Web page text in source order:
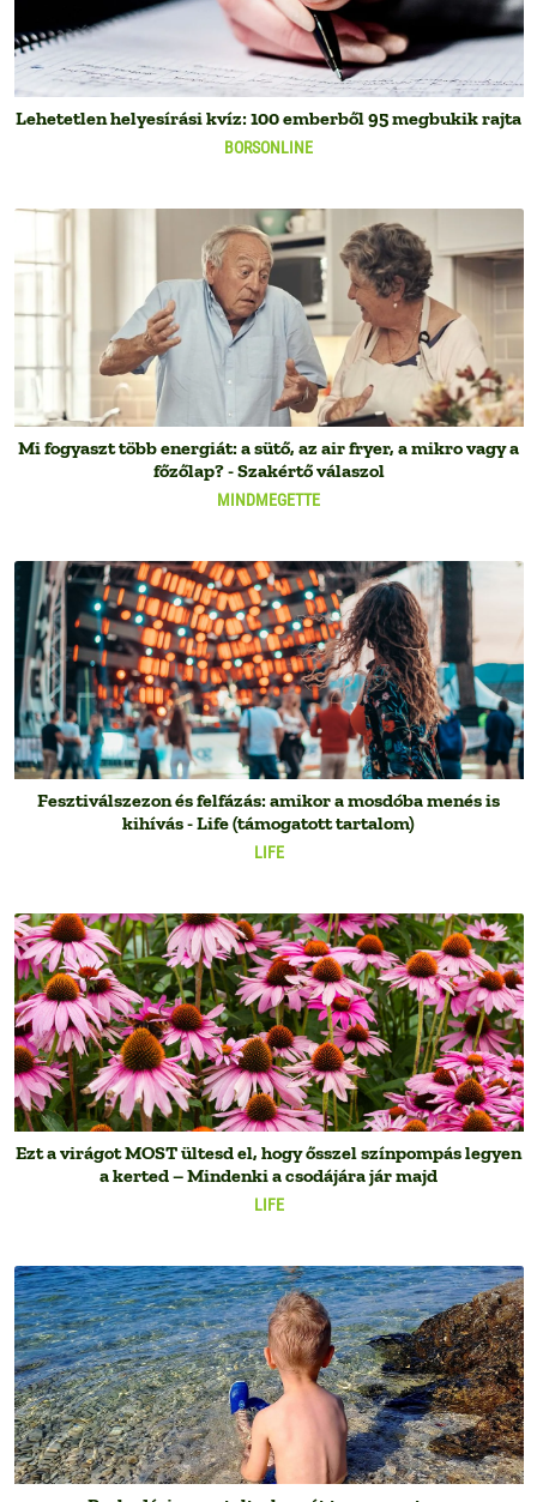
BORSONLINE
Lehetetlen helyesírási kvíz: 100 emberből 95 megbukik rajta
MINDMEGETTE
Mi fogyaszt több energiát: a sütő, az air fryer, a mikro vagy a
főzőlap? - Szakértő válaszol
LIFE
Fesztiválszezon és felfázás: amikor a mosdóba menés is
kihívás - Life (támogatott tartalom)
LIFE
Ezt a virágot MOST ültesd el, hogy ősszel színpompás legyen
a kerted – Mindenki a csodájára jár majd